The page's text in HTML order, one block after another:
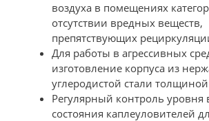
воздуха в помещениях
отсутствии вредных веществ,
препятствующих
Для работы в агрессивных
изготовление корпуса из
углеродистой стали
Регулярный контроль уровня
состояния каплеуловителей